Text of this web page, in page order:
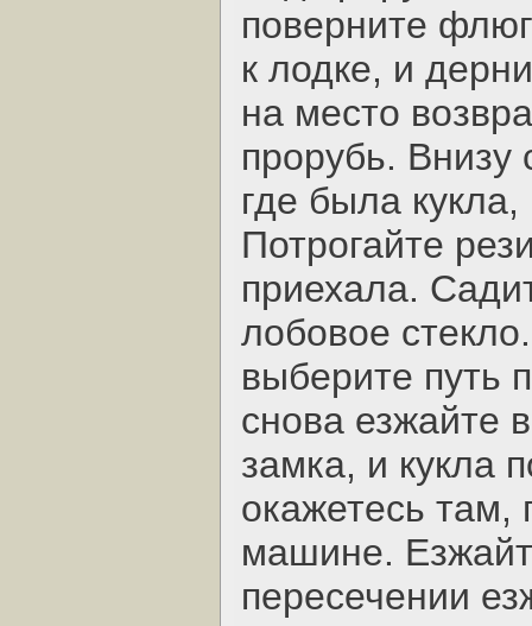
поверните
к лодке, и
на место
прорубь. Внизу
где была
Потрогайте
приехала.
лобовое
выберите путь
снова езжайте
замка, и кукла
окажетесь там,
машине.
пересечении